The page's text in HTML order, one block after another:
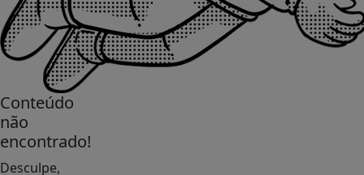
Conteúdo
não
encontrado!
Desculpe,